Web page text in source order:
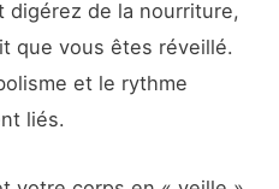
digérez de la nourriture,
que vous êtes réveillé.
et le rythme
liés.